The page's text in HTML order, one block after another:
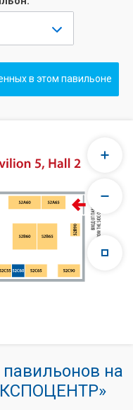
в этом павильоне
на